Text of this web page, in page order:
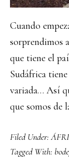
Cuando
sorprendimos
que tiene el
Sudáfrica
variada… Así
que somos de
Filed Under:
Tagged With: